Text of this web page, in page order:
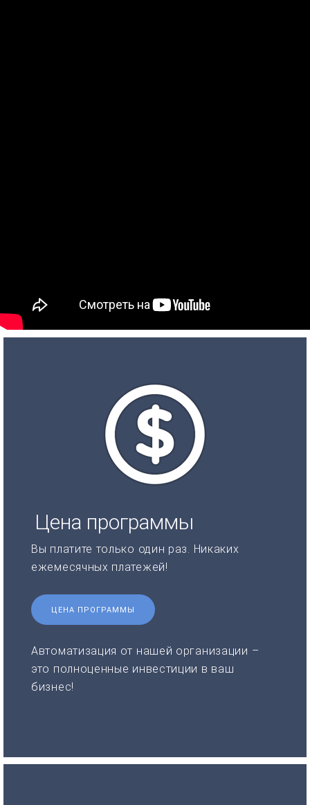
Цена программы
Вы платите только один раз. Никаких
ежемесячных платежей!
ЦЕНА ПРОГРАММЫ
Автоматизация от нашей организации –
это полноценные инвестиции в ваш
бизнес!